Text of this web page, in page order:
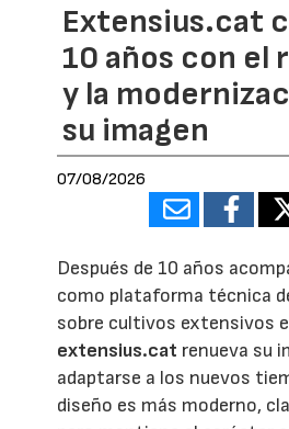
Extensius.cat
10 años con el
y la
su imagen
07/08/2026
Después de 10 años
como plataforma técnica
sobre cultivos extensivos
extensius.cat renueva su
adaptarse a los nuevos
diseño es más moderno,